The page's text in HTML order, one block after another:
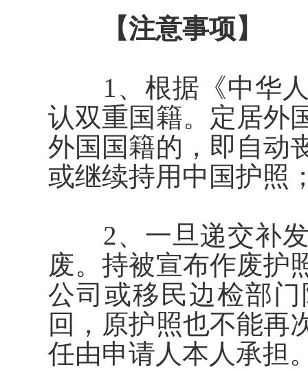
【注意事项】
1、根据《中华人
认双重国籍。定居外
外国国籍的，即自动
或继续持用中国护照
2、一旦递交补发
废。持被宣布作废护
公司或移民边检部
回， 原护照也不能再
任由申请人本人承担